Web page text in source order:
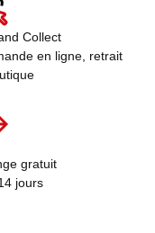
Collect
en ligne, retrait
gratuit
jours